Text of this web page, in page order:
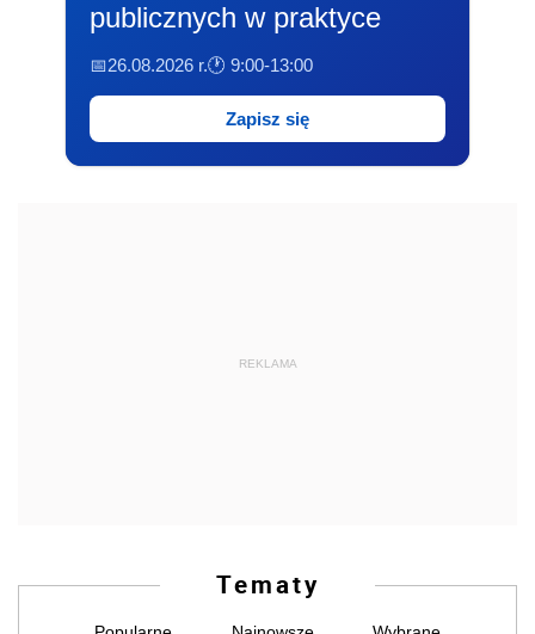
publicznych w praktyce
📅26.08.2026 r.🕐 9:00-13:00
Zapisz się
REKLAMA
Tematy